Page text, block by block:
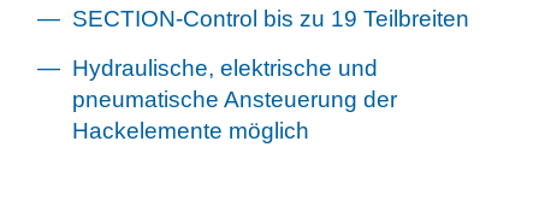
SECTION-Control bis zu 19 Teilbreiten
Hydraulische, elektrische und
pneumatische Ansteuerung der
Hackelemente möglich